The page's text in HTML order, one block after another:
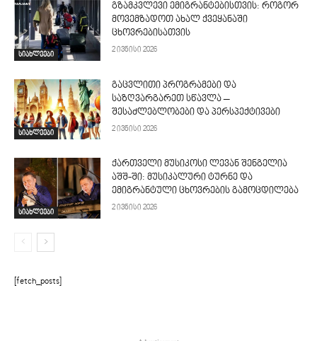
სიახლეები
გზამკვლევი ემიგრანტებისთვის: როგორ
მოვემზადოთ ახალ ქვეყანაში
ცხოვრებისათვის
2 ივნისი 2026
სიახლეები
გაცვლითი პროგრამები და
საზღვარგარეთ სწავლა –
შესაძლებლობები და პერსპექტივები
2 ივნისი 2026
სიახლეები
ქართველი მუსიკოსი ლევან შენგელია
აშშ-ში: მუსიკალური ტურნე და
ემიგრანტული ცხოვრების გამოცდილება
2 ივნისი 2026
[fetch_posts]